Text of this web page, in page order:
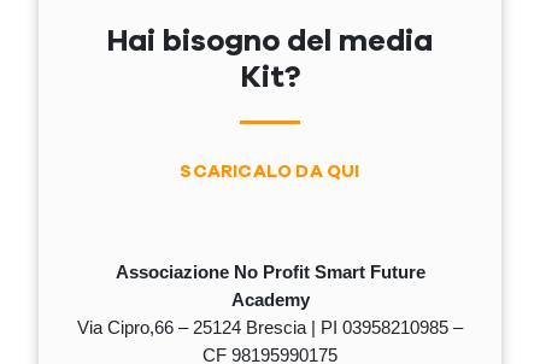
Hai bisogno del media
Kit?
SCARICALO DA QUI
Associazione No Profit Smart Future
Academy
Via Cipro,66 – 25124 Brescia | PI 03958210985 –
CF 98195990175